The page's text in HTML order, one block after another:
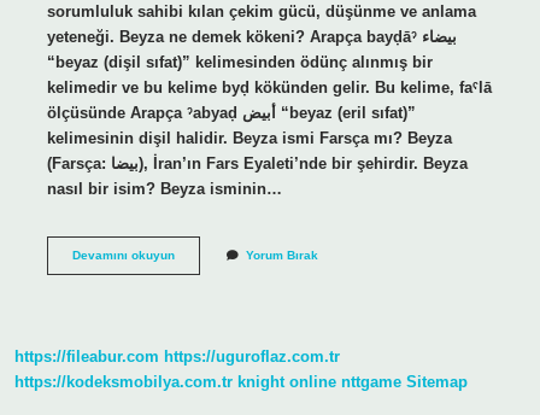
sorumluluk sahibi kılan çekim gücü, düşünme ve anlama
yeteneği. Beyza ne demek kökeni? Arapça bayḍāˀ بيضاء
“beyaz (dişil sıfat)” kelimesinden ödünç alınmış bir
kelimedir ve bu kelime byḍ kökünden gelir. Bu kelime, faˁlā
ölçüsünde Arapça ˀabyaḍ أبيض “beyaz (eril sıfat)”
kelimesinin dişil halidir. Beyza ismi Farsça mı? Beyza
(Farsça: بيضا), İran’ın Fars Eyaleti’nde bir şehirdir. Beyza
nasıl bir isim? Beyza isminin…
Devamını okuyunBeyza
Yorum Bırak
https://fileabur.com https://uguroflaz.com.tr
https://kodeksmobilya.com.tr knight online nttgame Sitemap